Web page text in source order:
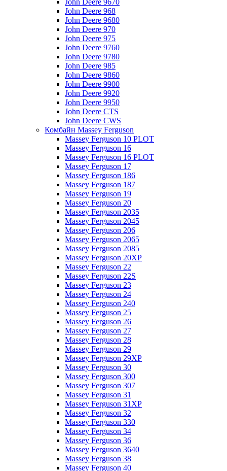
John Deere 9670
John Deere 968
John Deere 9680
John Deere 970
John Deere 975
John Deere 9760
John Deere 9780
John Deere 985
John Deere 9860
John Deere 9900
John Deere 9920
John Deere 9950
John Deere CTS
John Deere CWS
Комбайн Massey Ferguson
Massey Ferguson 10 PLOT
Massey Ferguson 16
Massey Ferguson 16 PLOT
Massey Ferguson 17
Massey Ferguson 186
Massey Ferguson 187
Massey Ferguson 19
Massey Ferguson 20
Massey Ferguson 2035
Massey Ferguson 2045
Massey Ferguson 206
Massey Ferguson 2065
Massey Ferguson 2085
Massey Ferguson 20XP
Massey Ferguson 22
Massey Ferguson 22S
Massey Ferguson 23
Massey Ferguson 24
Massey Ferguson 240
Massey Ferguson 25
Massey Ferguson 26
Massey Ferguson 27
Massey Ferguson 28
Massey Ferguson 29
Massey Ferguson 29XP
Massey Ferguson 30
Massey Ferguson 300
Massey Ferguson 307
Massey Ferguson 31
Massey Ferguson 31XP
Massey Ferguson 32
Massey Ferguson 330
Massey Ferguson 34
Massey Ferguson 36
Massey Ferguson 3640
Massey Ferguson 38
Massey Ferguson 40